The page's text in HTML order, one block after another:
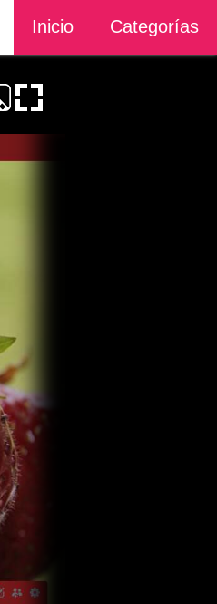
Inicio Categorías